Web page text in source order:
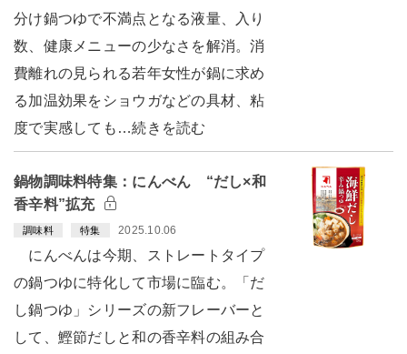
分け鍋つゆで不満点となる液量、入り
数、健康メニューの少なさを解消。消
費離れの見られる若年女性が鍋に求め
る加温効果をショウガなどの具材、粘
度で実感しても…続きを読む
鍋物調味料特集：にんべん “だし×和
香辛料”拡充
調味料 特集 2025.10.06
にんべんは今期、ストレートタイプ
の鍋つゆに特化して市場に臨む。「だ
し鍋つゆ」シリーズの新フレーバーと
して、鰹節だしと和の香辛料の組み合